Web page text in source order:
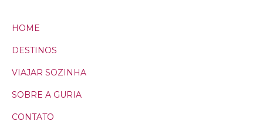
HOME
DESTINOS
VIAJAR SOZINHA
SOBRE A GURIA
CONTATO